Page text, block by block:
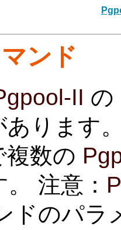
ンド
II の
あります
複数の
注意：
ドのパラ